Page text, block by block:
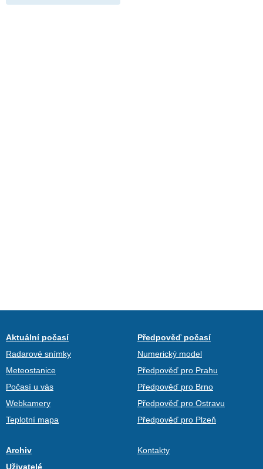
Aktuální počasí
Radarové snímky
Meteostanice
Počasí u vás
Webkamery
Teplotní mapa
Předpověď počasí
Numerický model
Předpověď pro Prahu
Předpověď pro Brno
Předpověď pro Ostravu
Předpověď pro Plzeň
Archiv
Uživatelé
Kontakty